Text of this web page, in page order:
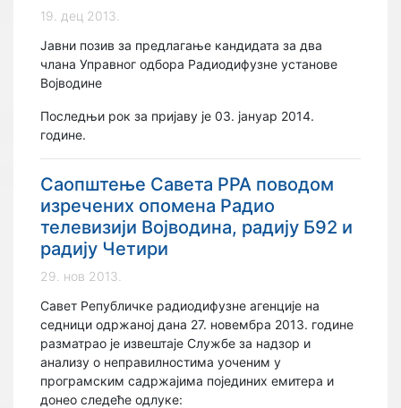
19. дец 2013.
Јавни позив за предлагање кандидата за два
члана Управног одбора Радиодифузне установе
Војводине
Последњи рок за пријаву је 03. јануар 2014.
године.
Саопштење Савета РРА поводом
изречених опомена Радио
телевизији Војводина, радију Б92 и
радију Четири
29. нов 2013.
Савет Републичке радиодифузне агенције на
седници одржаној дана 27. новембра 2013. године
разматрао је извештаје Службе за надзор и
анализу о неправилностима уоченим у
програмским садржајима појединих емитера и
донео следеће одлуке: